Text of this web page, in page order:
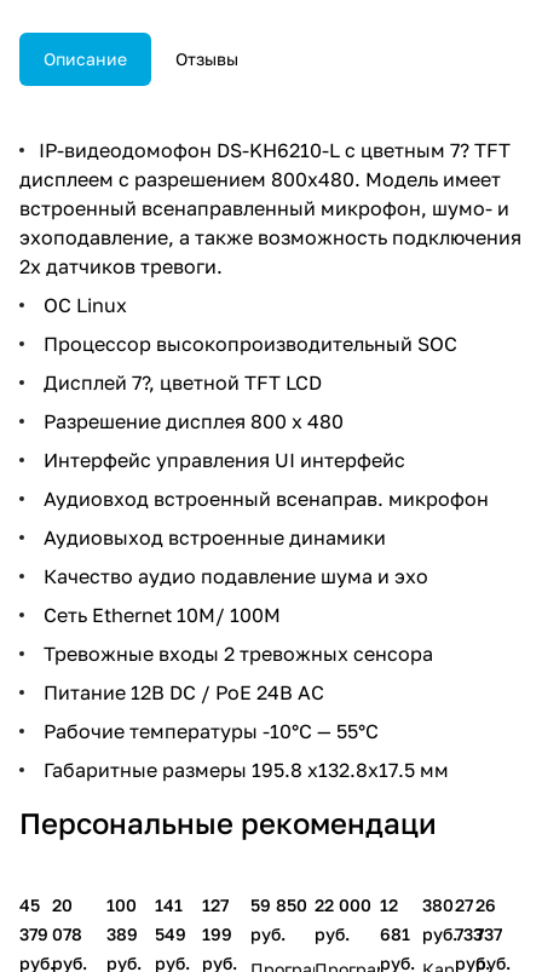
Описание Отзывы
IP-видеодомофон DS-KH6210-L с цветным 7? TFT
дисплеем с разрешением 800х480. Модель имеет
встроенный всенаправленный микрофон, шумо- и
эхоподавление, а также возможность подключения
2х датчиков тревоги.
ОС Linux
Процессор высокопроизводительный SOC
Дисплей 7?, цветной TFT LCD
Разрешение дисплея 800 х 480
Интерфейс управления UI интерфейс
Аудиовход встроенный всенаправ. микрофон
Аудиовыход встроенные динамики
Качество аудио подавление шума и эхо
Сеть Ethernet 10M/ 100M
Тревожные входы 2 тревожных сенсора
Питание 12В DC / РоЕ 24B AC
Рабочие температуры -10°С — 55°С
Габаритные размеры 195.8 х132.8х17.5 мм
Персональные рекомендаци
45
379
руб.
20
078
руб.
100
389
руб.
141
549
руб.
127
199
руб.
59 850
руб.
22 000
руб.
12
681
руб.
380
руб.
27
733
руб.
26
737
руб.